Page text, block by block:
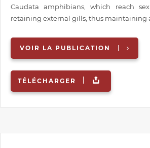
Caudata amphibians, which reach
retaining external gills, thus maintaining
VOIR LA PUBLICATION
TÉLÉCHARGER